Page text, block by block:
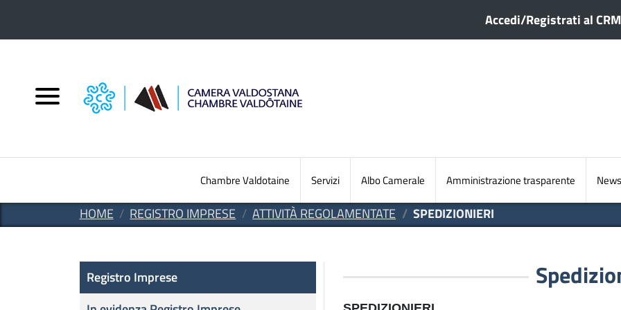
Menu profilo
Accedi/Registrati al CRM
Sezioni principali
Chambre Valdotaine Servizi Albo Camerale Amministrazione trasparente
HOME REGISTRO IMPRESE ATTIVITÀ REGOLAMENTATE SPEDIZIONIERI
Registro Imprese
Registro Imprese